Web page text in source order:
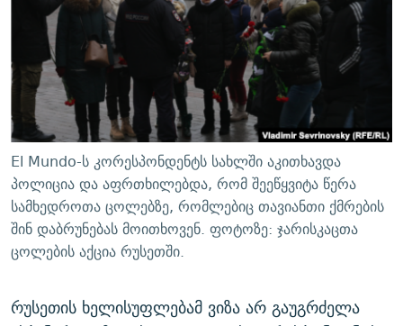
ᲛᲝᲚᲐᲞᲐᲠᲐᲙᲔ ᲢᲔᲥᲡᲢᲔᲑᲘ
ᲨᲘᲜ - ᲣᲪᲮᲝᲔᲗᲨᲘ
ᲚᲘᲢᲔᲠᲐᲢᲣᲠᲣᲚᲘ ᲬᲐᲮᲜᲐᲒᲔᲑᲘ
ᲐᲛᲔᲠᲘᲙᲣᲚᲘ ᲛᲝᲗᲮᲠᲝᲑᲐ
ᲘᲛᲞᲔᲠᲘᲐ ᲓᲐ ᲠᲐᲓᲘᲝ
ᲩᲔᲛᲘ ᲡᲘᲙᲕᲓᲘᲚᲘᲡ ᲛᲘᲖᲔᲖᲘᲐ COVID-19
11 ᲬᲔᲚᲘ - 11 ᲐᲛᲑᲐᲕᲘ
ᲡᲐᲞᲐᲠᲚᲐᲛᲔᲜᲢᲝ ᲐᲠᲩᲔᲕᲜᲔᲑᲘᲡ ᲘᲡᲢᲝᲠᲘᲐ
ᲑᲐᲕᲨᲕᲔᲑᲘ ᲞᲠᲝᲡᲢᲘᲢᲣᲪᲘᲐᲨᲘ - ᲐᲛᲝᲣᲗᲥᲛᲔᲚᲘ ᲐᲛᲑᲐᲕᲘ
5 ᲐᲛᲑᲐᲕᲘ - 20 ᲘᲕᲜᲘᲡᲡ ᲓᲐᲨᲐᲕᲔᲑᲣᲚᲔᲑᲘ
ᲐᲒᲕᲘᲡᲢᲝᲡ ᲝᲛᲘ
ПРИВЕТ ᲙᲣᲚᲢᲣᲠᲐ
ᲒᲐᲛᲝᲘᲬᲔᲠᲔ
რთე/რთ-ის ყველა საიტი
El Mundo-ს კორესპონდენტს სახლში აკითხავდა
პოლიცია და აფრთხილებდა, რომ შეეწყვიტა წერა
სამხედროთა ცოლებზე, რომლებიც თავიანთი ქმრების
შინ დაბრუნებას მოითხოვენ. ფოტოზე: ჯარისკაცთა
ცოლების აქცია რუსეთში.
რუსეთის ხელისუფლებამ ვიზა არ გაუგრძელა